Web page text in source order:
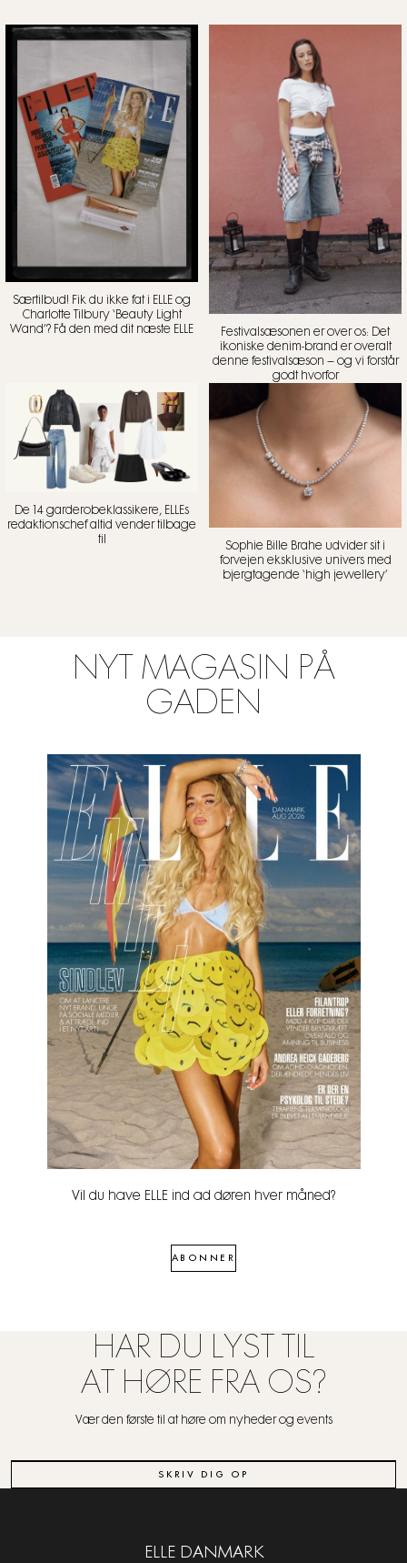
Særtilbud! Fik du ikke fat i ELLE og
Charlotte Tilbury ‘Beauty Light
Wand’? Få den med dit næste ELLE
Festivalsæsonen er over os: Det
ikoniske denim-brand er overalt
denne festivalsæson – og vi forstår
godt hvorfor
De 14 garderobeklassikere, ELLEs
redaktionschef altid vender tilbage
til
Sophie Bille Brahe udvider sit i
forvejen eksklusive univers med
bjergtagende ‘high jewellery’
NYT MAGASIN PÅ
GADEN
Vil du have ELLE ind ad døren hver måned?
ABONNER
HAR DU LYST TIL
AT HØRE FRA OS?
Vær den første til at høre om nyheder og events
SKRIV DIG OP
ELLE DANMARK